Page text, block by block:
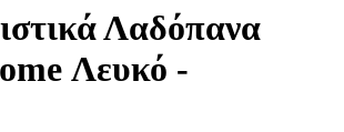
Λαδόπανα
Λευκό -